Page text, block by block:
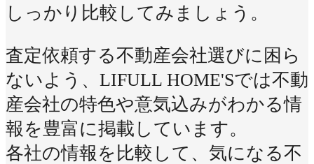
しっかり比較してみましょう。
査定依頼する不動産会社選びに困ら
ないよう、LIFULL HOME'Sでは不動
産会社の特色や意気込みがわかる情
報を豊富に掲載しています。
各社の情報を比較して、気になる不